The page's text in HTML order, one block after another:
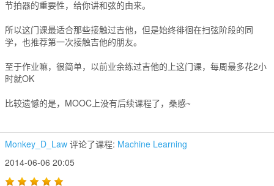
节拍器的重要性，给你讲和弦的由来。
所以这门课最适合那些接触过吉他，但是始终徘徊在扫弦阶段的同
学，也推荐第一次接触吉他的朋友。
至于作业嘛，很简单，以前业余练过吉他的上这门课，每周最多花2小
时就OK
比较遗憾的是，MOOC上没有后续课程了，桑感~
Monkey_D_Law 评论了课程: Machine Learning
2014-06-06 20:05